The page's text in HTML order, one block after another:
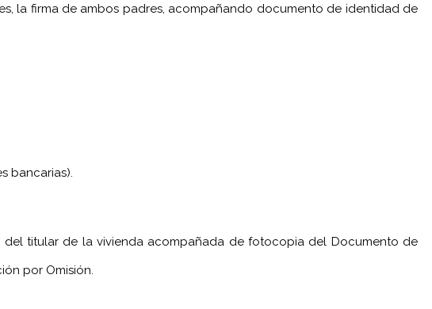
la firma de ambos padres, acompañando documento de identidad de
bancarias).
titular de la vivienda acompañada de fotocopia del Documento de
por Omisión.